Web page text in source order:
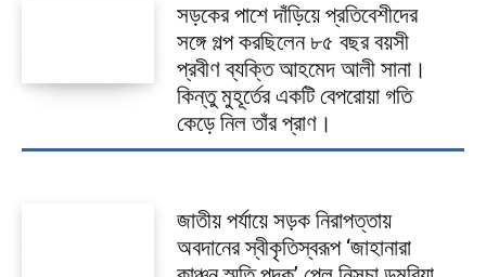
সড়কের পাশে দাঁড়িয়ে প্রতিবেশীদের
সঙ্গে গল্প করছিলেন ৮৫ বছর বয়সী
প্রবীণ ব্যক্তি আহমেদ আলী সানা।
কিন্তু মুহূর্তের একটি বেপরোয়া গতি
কেড়ে নিল তাঁর প্রাণ।
জাতীয় পর্যায়ে সড়ক নিরাপত্তায়
অবদানের স্বীকৃতিস্বরূপ ‘জাহানারা